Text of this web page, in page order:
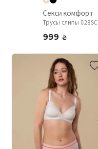
Секси комфорт
Трусы слипы 028SC
999 ₴